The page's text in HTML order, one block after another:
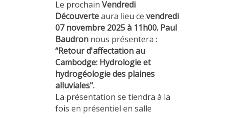
WORKING PAPERS
NOTES THÉMATIQUES
NOS TRAVAUX EN VIDÉO
Le prochain Vendredi
Découverteaura lieu ce vendredi
07 novembre 2025 à 11h00. Paul
Baudron nous présentera :
“Retour d'affectation au
Cambodge: Hydrologie et
hydrogéologie des plaines
alluviales".
La présentation se tiendra à la
fois en présentiel en salle